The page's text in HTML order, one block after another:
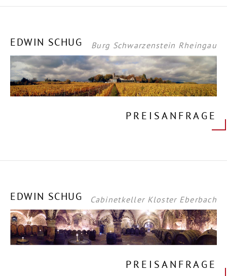
EDWIN SCHUG Burg Schwarzenstein Rheingau
PREISANFRAGE
EDWIN SCHUG Cabinetkeller Kloster Eberbach
PREISANFRAGE